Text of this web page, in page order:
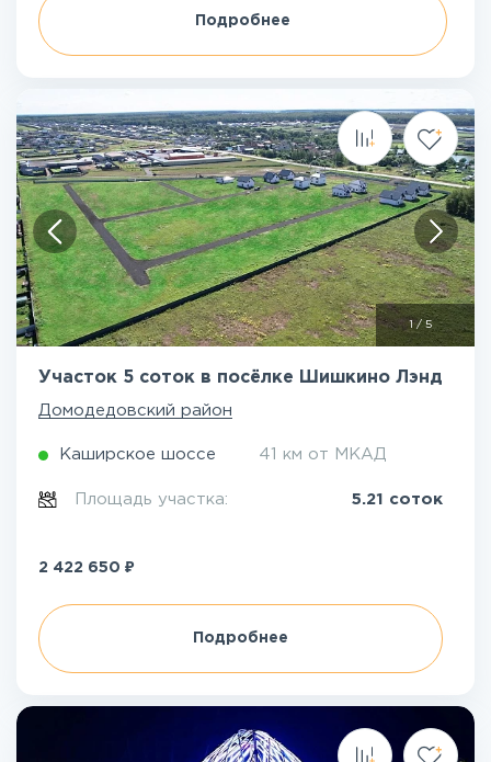
Подробнее
1/ 5
Участок 5 соток в посёлке Шишкино Лэнд
Домодедовский район
Каширское шоссе 41 км от МКАД
Площадь участка: 5.21 соток
2 422 650 ₽
Подробнее